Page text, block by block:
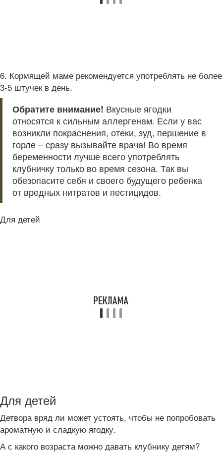
6. Кормящей маме рекомендуется употреблять не более
3-5 штучек в день.
Обратите внимание! Вкусные ягодки
относятся к сильным аллергенам. Если у вас
возникли покраснения, отеки, зуд, першение в
горле – сразу вызывайте врача! Во время
беременности лучше всего употреблять
клубничку только во время сезона. Так вы
обезопасите себя и своего будущего ребенка
от вредных нитратов и пестицидов.
Для детей
Для детей
Детвора вряд ли может устоять, чтобы не попробовать
ароматную и сладкую ягодку.
А с какого возраста можно давать клубнику детям?